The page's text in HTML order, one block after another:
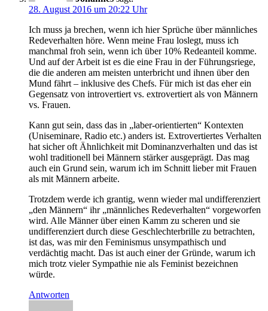
28. August 2016 um 20:22 Uhr
Ich muss ja brechen, wenn ich hier Sprüche über männliches
Redeverhalten höre. Wenn meine Frau loslegt, muss ich
manchmal froh sein, wenn ich über 10% Redeanteil komme.
Und auf der Arbeit ist es die eine Frau in der Führungsriege,
die die anderen am meisten unterbricht und ihnen über den
Mund fährt – inklusive des Chefs. Für mich ist das eher ein
Gegensatz von introvertiert vs. extrovertiert als von Männern
vs. Frauen.
Kann gut sein, dass das in „laber-orientierten“ Kontexten
(Uniseminare, Radio etc.) anders ist. Extrovertiertes Verhalten
hat sicher oft Ähnlichkeit mit Dominanzverhalten und das ist
wohl traditionell bei Männern stärker ausgeprägt. Das mag
auch ein Grund sein, warum ich im Schnitt lieber mit Frauen
als mit Männern arbeite.
Trotzdem werde ich grantig, wenn wieder mal undifferenziert
„den Männern“ ihr „männliches Redeverhalten“ vorgeworfen
wird. Alle Männer über einen Kamm zu scheren und sie
undifferenziert durch diese Geschlechterbrille zu betrachten,
ist das, was mir den Feminismus unsympathisch und
verdächtig macht. Das ist auch einer der Gründe, warum ich
mich trotz vieler Sympathie nie als Feminist bezeichnen
würde.
Antworten